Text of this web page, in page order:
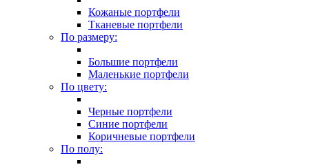
Кожаные портфели
Тканевые портфели
По размеру:
Большие портфели
Маленькие портфели
По цвету:
Черные портфели
Синие портфели
Коричневые портфели
По полу: